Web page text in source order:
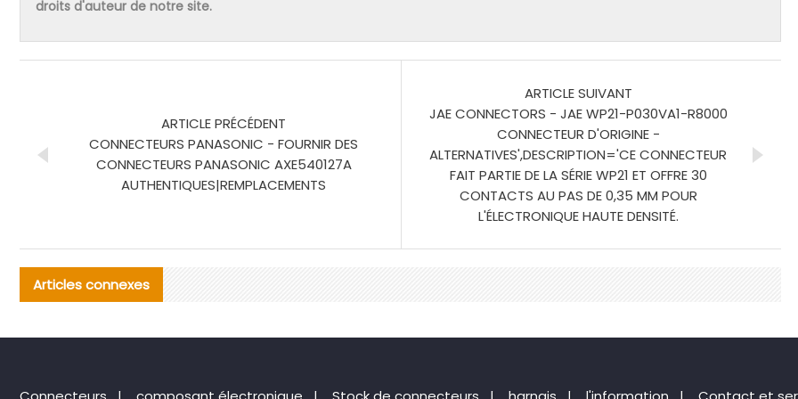
droits d'auteur de notre site.
ARTICLE PRÉCÉDENT
CONNECTEURS PANASONIC - FOURNIR DES
CONNECTEURS PANASONIC AXE540127A
AUTHENTIQUES|REMPLACEMENTS
ARTICLE SUIVANT
JAE CONNECTORS - JAE WP21-P030VA1-R8000
CONNECTEUR D'ORIGINE -
ALTERNATIVES',DESCRIPTION='CE CONNECTEUR
FAIT PARTIE DE LA SÉRIE WP21 ET OFFRE 30
CONTACTS AU PAS DE 0,35 MM POUR
L'ÉLECTRONIQUE HAUTE DENSITÉ.
Articles connexes